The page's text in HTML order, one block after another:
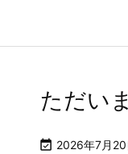
ただい
 2026年7月20